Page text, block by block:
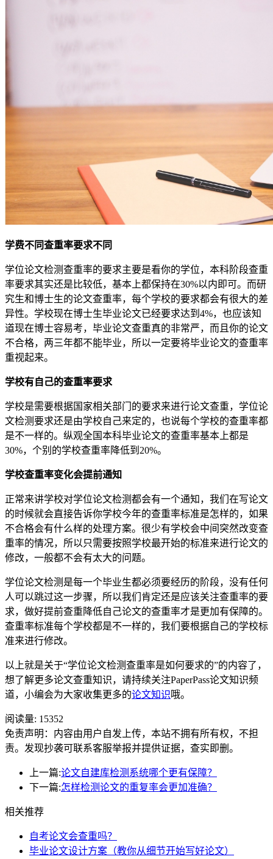
学费不同查重率要求不同
学位论文检测查重率的要求主要是看你的学位，本科阶段查重
率要求其实还是比较低，基本上都保持在30%以内即可。而研
究生和博士生的论文查重率，每个学校的要求都会有很大的差
异性。学校现在博士生毕业论文已经要求达到4%，也应该知
道现在博士容易考，毕业论文查重真的非常严，而且你的论文
不合格，两三年都不能毕业，所以一定要将毕业论文的查重率
重视起来。
学校有自己的查重率要求
学校是需要根据国家相关部门的要求来进行论文查重，学位论
文检测要求还是由学校自己来定的，也说每个学校的查重率都
是不一样的。纵观全国本科毕业论文的查重率基本上都是
30%，个别的学校查重率降低到20%。
学校查重率变化会提前通知
正常来讲学校对学位论文检测都会有一个通知，我们在写论文
的时候就会直接告诉你学校今年的查重率标准是怎样的，如果
不合格会有什么样的处理方案。很少有学校会中间突然改变查
重率的情况，所以只需要按照学校最开始的标准来进行论文的
修改，一般都不会有太大的问题。
学位论文检测是每一个毕业生都必须要经历的阶段，没有任何
人可以跳过这一步骤，所以我们肯定还是应该关注查重率的要
求，做好提前查重降低自己论文的查重率才是更加有保障的。
查重率标准每个学校都是不一样的，我们要根据自己的学校标
准来进行修改。
以上就是关于“学位论文检测查重率是如何要求的”的内容了，
想了解更多论文查重知识，请持续关注PaperPass论文知识频
道，小编会为大家收集更多的论文知识哦。
阅读量: 15352
免责声明：内容由用户自发上传，本站不拥有所有权，不担
责。发现抄袭可联系客服举报并提供证据，查实即删。
上一篇:论文自建库检测系统哪个更有保障？
下一篇:怎样检测论文的重复率会更加准确？
相关推荐
自考论文会查重吗？
毕业论文设计方案（教你从细节开始写好论文）